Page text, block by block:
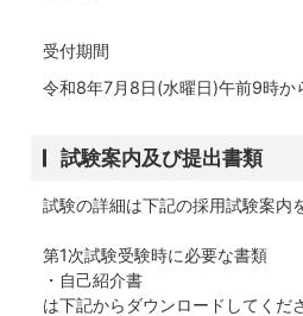
受付期間
令和8年7月8日(水曜日)午前9時
試験案内及び提出書類
試験の詳細は下記の採用試験案内
第1次試験受験時に必要な書類
・自己紹介書
は下記からダウンロードしてくだ